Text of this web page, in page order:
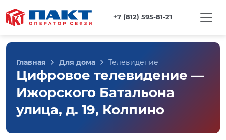
+7 (812) 595-81-21
Главная Для дома Телевидение
Цифровое телевидение —
Ижорского Батальона
улица, д. 19, Колпино